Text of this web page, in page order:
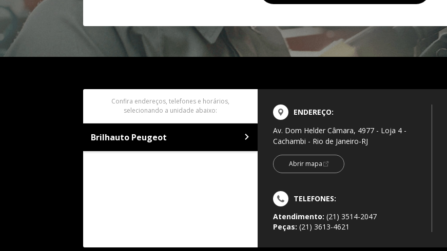
Confira endereços, telefones e horários,
selecionando a unidade abaixo:
Brilhauto Peugeot
ENDEREÇO:
Av. Dom Helder Câmara, 4977 - Loja 4 -
Cachambi - Rio de Janeiro-RJ
Abrir mapa
TELEFONES:
Atendimento: (21) 3514-2047
Peças: (21) 3613-4621